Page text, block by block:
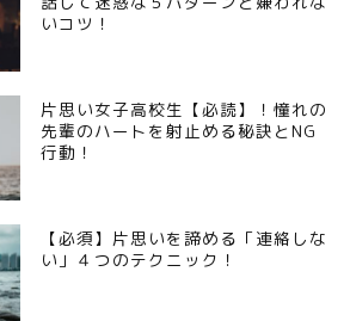
いコツ！
片思い女子高校生【必読】！憧れの
先輩のハートを射止める秘訣とNG
行動！
【必須】片思いを諦める「連絡しな
い」４つのテクニック！